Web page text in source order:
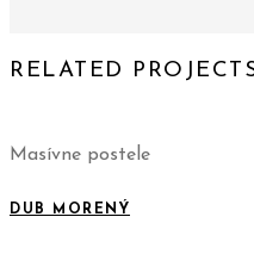
RELATED
Masívne postele
DUB MORENÝ